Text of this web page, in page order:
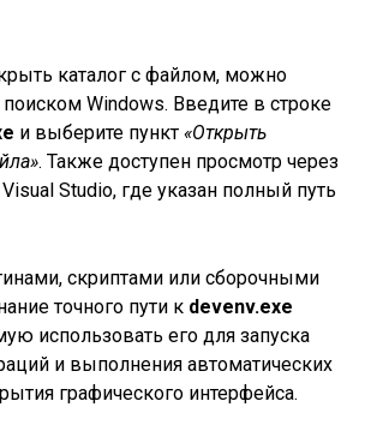
каталог с файлом, можно
Windows. Введите в строке
и выберите пункт«Открыть
. Также доступен просмотр через
Studio, где указан полный путь
скриптами или сборочными
точного пути к devenv.exe
использовать его для запуска
и выполнения автоматических
графического интерфейса.